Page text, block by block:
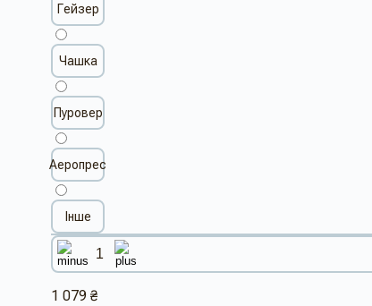
Гейзер
Чашка
Пуровер
Аеропрес
Інше
1 079 ₴